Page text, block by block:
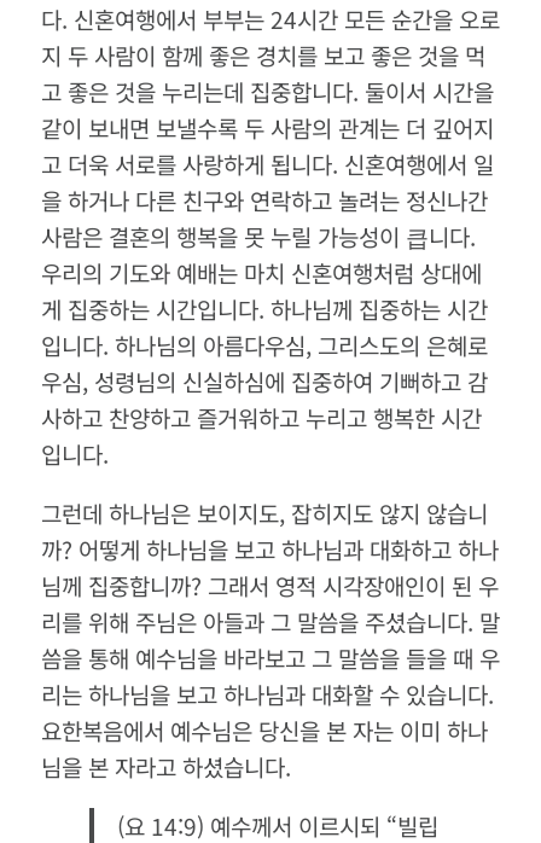
다. 신혼여행에서 부부는24시간 모든 순간을 오로
지 두 사람이 함께 좋은 경치를 보고 좋은 것을 먹
고 좋은 것을 누리는데 집중합니다. 둘이서 시간을
같이 보내면 보낼수록 두 사람의 관계는 더 깊어지
고 더욱 서로를 사랑하게 됩니다. 신혼여행에서 일
을 하거나 다른 친구와 연락하고 놀려는 정신나간
사람은 결혼의 행복을 못 누릴 가능성이 큽니다.
우리의 기도와 예배는 마치 신혼여행처럼 상대에
게 집중하는 시간입니다. 하나님께 집중하는 시간
입니다. 하나님의 아름다우심, 그리스도의 은혜로
우심, 성령님의 신실하심에 집중하여 기뻐하고 감
사하고 찬양하고 즐거워하고 누리고 행복한 시간
입니다.
그런데 하나님은 보이지도, 잡히지도 않지 않습니
까? 어떻게 하나님을 보고 하나님과 대화하고 하나
님께 집중합니까? 그래서 영적 시각장애인이 된 우
리를 위해 주님은 아들과 그 말씀을 주셨습니다. 말
씀을 통해 예수님을 바라보고 그 말씀을 들을 때 우
리는 하나님을 보고 하나님과 대화할 수 있습니다.
요한복음에서 예수님은 당신을 본 자는 이미 하나
님을 본 자라고 하셨습니다.
(요14:9) 예수께서 이르시되 “빌립